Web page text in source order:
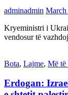
adminadmin March
Kryeministri i
vendosur të
Bota, Lajme, Më
Erdogan: